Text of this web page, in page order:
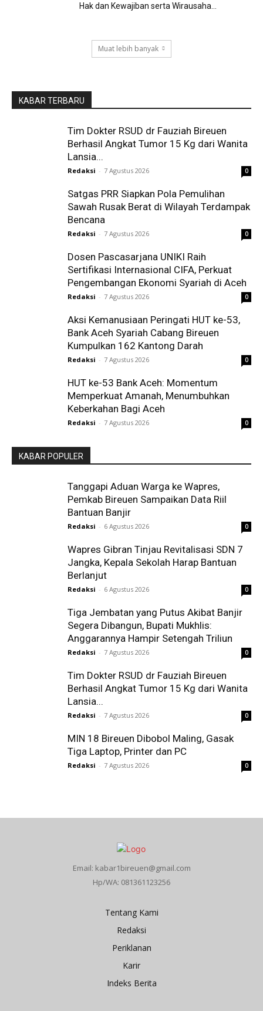
Hak dan Kewajiban serta Wirausaha...
Muat lebih banyak
KABAR TERBARU
Tim Dokter RSUD dr Fauziah Bireuen
Berhasil Angkat Tumor 15 Kg dari Wanita
Lansia...
Redaksi - 7 Agustus 2026 0
Satgas PRR Siapkan Pola Pemulihan
Sawah Rusak Berat di Wilayah Terdampak
Bencana
Redaksi - 7 Agustus 2026 0
Dosen Pascasarjana UNIKI Raih
Sertifikasi Internasional CIFA, Perkuat
Pengembangan Ekonomi Syariah di Aceh
Redaksi - 7 Agustus 2026 0
Aksi Kemanusiaan Peringati HUT ke-53,
Bank Aceh Syariah Cabang Bireuen
Kumpulkan 162 Kantong Darah
Redaksi - 7 Agustus 2026 0
HUT ke-53 Bank Aceh: Momentum
Memperkuat Amanah, Menumbuhkan
Keberkahan Bagi Aceh
Redaksi - 7 Agustus 2026 0
KABAR POPULER
Tanggapi Aduan Warga ke Wapres,
Pemkab Bireuen Sampaikan Data Riil
Bantuan Banjir
Redaksi - 6 Agustus 2026 0
Wapres Gibran Tinjau Revitalisasi SDN 7
Jangka, Kepala Sekolah Harap Bantuan
Berlanjut
Redaksi - 6 Agustus 2026 0
Tiga Jembatan yang Putus Akibat Banjir
Segera Dibangun, Bupati Mukhlis:
Anggarannya Hampir Setengah Triliun
Redaksi - 7 Agustus 2026 0
Tim Dokter RSUD dr Fauziah Bireuen
Berhasil Angkat Tumor 15 Kg dari Wanita
Lansia...
Redaksi - 7 Agustus 2026 0
MIN 18 Bireuen Dibobol Maling, Gasak
Tiga Laptop, Printer dan PC
Redaksi - 7 Agustus 2026 0
Email: kabar1bireuen@gmail.com
Hp/WA: 081361123256
Tentang Kami
Redaksi
Periklanan
Karir
Indeks Berita